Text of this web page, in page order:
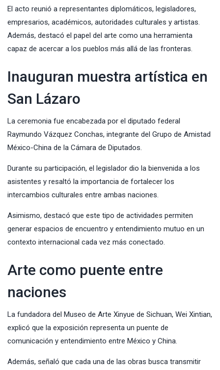
El acto reunió a representantes diplomáticos, legisladores,
empresarios, académicos, autoridades culturales y artistas.
Además, destacó el papel del arte como una herramienta
capaz de acercar a los pueblos más allá de las fronteras.
Inauguran muestra artística en
San Lázaro
La ceremonia fue encabezada por el diputado federal
Raymundo Vázquez Conchas, integrante del Grupo de Amistad
México-China de la Cámara de Diputados.
Durante su participación, el legislador dio la bienvenida a los
asistentes y resaltó la importancia de fortalecer los
intercambios culturales entre ambas naciones.
Asimismo, destacó que este tipo de actividades permiten
generar espacios de encuentro y entendimiento mutuo en un
contexto internacional cada vez más conectado.
Arte como puente entre
naciones
La fundadora del Museo de Arte Xinyue de Sichuan, Wei Xintian,
explicó que la exposición representa un puente de
comunicación y entendimiento entre México y China.
Además, señaló que cada una de las obras busca transmitir